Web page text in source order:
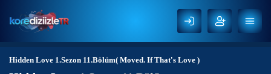
Hidden Love 1.Sezon 11.Bölüm( Moved. If That's Love )